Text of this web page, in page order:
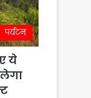
पर्यटन
ये